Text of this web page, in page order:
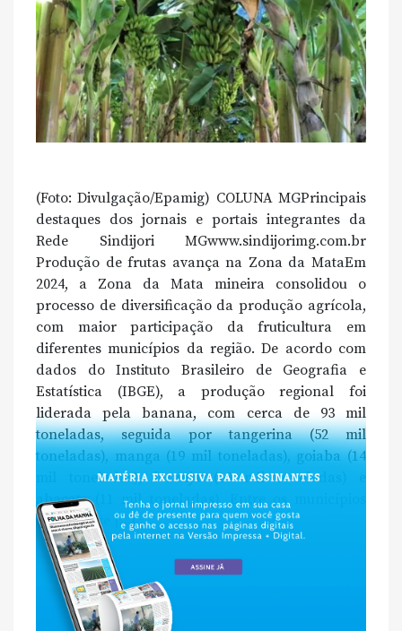
(Foto: Divulgação/Epamig) COLUNA MGPrincipais
destaques dos jornais e portais integrantes da
Rede Sindijori MGwww.sindijorimg.com.br
Produção de frutas avança na Zona da MataEm
2024, a Zona da Mata mineira consolidou o
processo de diversificação da produção agrícola,
com maior participação da fruticultura em
diferentes municípios da região. De acordo com
dados do Instituto Brasileiro de Geografia e
Estatística (IBGE), a produção regional foi
liderada pela banana, com cerca de 93 mil
toneladas, seguida por tangerina (52 mil
toneladas), manga (19 mil toneladas), goiaba (14
mil toneladas), laranja (13 mil toneladas) e
abacate (11 mil toneladas). Entre os municípios
que mais se […]